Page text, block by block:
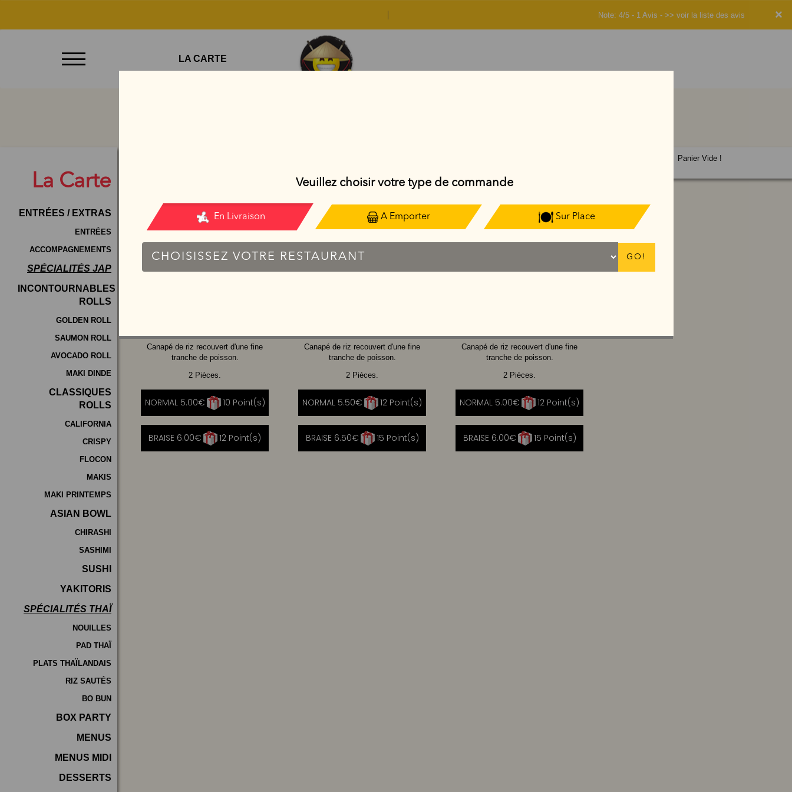
×
Note: 4/5 - 1 Avis - >> voir la liste des avis
Emporter
Contact
Mentions
Légales
Programme
De
Fidélité
Vos
Avis
de
LA CARTE
La Carte
ENTRÉES / EXTRAS
ENTRÉES
ACCOMPAGNEMENTS
SPÉCIALITÉS JAP
INCONTOURNABLES
ROLLS
GOLDEN ROLL
SAUMON ROLL
AVOCADO ROLL
MAKI DINDE
CLASSIQUES
ROLLS
CALIFORNIA
CRISPY
FLOCON
MAKIS
MAKI PRINTEMPS
ASIAN BOWL
CHIRASHI
SASHIMI
SUSHI
YAKITORIS
SPÉCIALITÉS THAÏ
NOUILLES
PAD THAÏ
PLATS THAÏLANDAIS
RIZ SAUTÉS
BO BUN
BOX PARTY
MENUS
MENUS MIDI
DESSERTS
Canapé de riz recouvert d'une fine
tranche de poisson.
2 Pièces.
|
NORMAL 5.00€ 10 Point(s)
|
BRAISE 6.00€ 12 Point(s)
Canapé de riz recouvert d'une fine
tranche de poisson.
2 Pièces.
|
NORMAL 5.50€ 12 Point(s)
|
BRAISE 6.50€ 15 Point(s)
Canapé de riz recouvert d'une fine
tranche de poisson.
2 Pièces.
|
NORMAL 5.00€ 12 Point(s)
|
BRAISE 6.00€ 15 Point(s)
Panier Vide !